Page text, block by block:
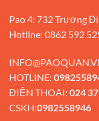
Pao 4: 732 Trương
Hotline: 0862 592
HOTLINE:
ĐIỆN THOẠI: 024
CSKH:0982558946